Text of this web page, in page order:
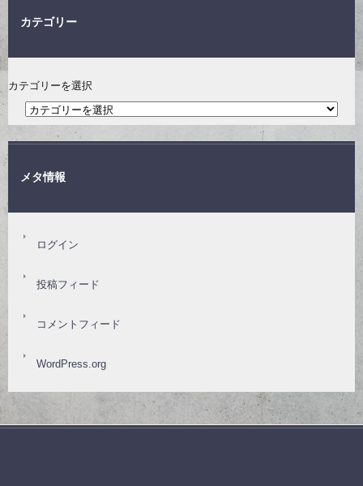
カテゴリー
カテゴリーを選択
メタ情報
ログイン
投稿フィード
コメントフィード
WordPress.org